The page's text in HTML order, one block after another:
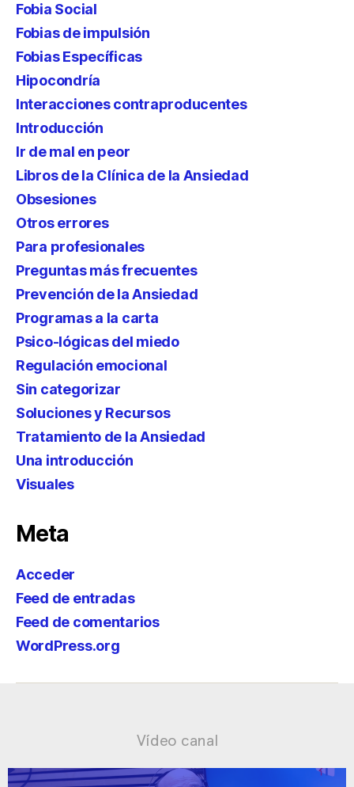
Fobia Social
Fobias de impulsión
Fobias Específicas
Hipocondría
Interacciones contraproducentes
Introducción
Ir de mal en peor
Libros de la Clínica de la Ansiedad
Obsesiones
Otros errores
Para profesionales
Preguntas más frecuentes
Prevención de la Ansiedad
Programas a la carta
Psico-lógicas del miedo
Regulación emocional
Sin categorizar
Soluciones y Recursos
Tratamiento de la Ansiedad
Una introducción
Visuales
Meta
Acceder
Feed de entradas
Feed de comentarios
WordPress.org
Vídeo canal